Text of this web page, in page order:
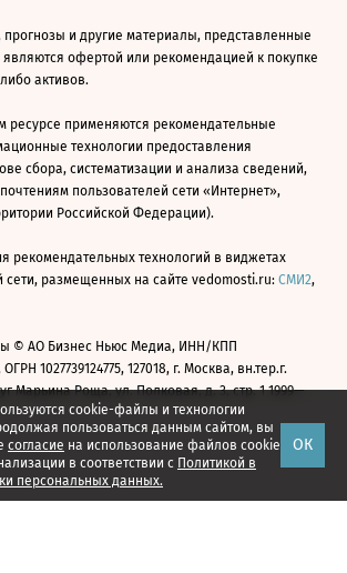
cookie-файлы и технологии
пользоваться данным сайтом, вы
согласие на использование файлов cookie
в соответствии с Политикой в
персональных данных.
ОК
прогнозы и другие материалы, представленные
офертой или рекомендацией к покупке
активов.
ресурсе применяются рекомендательные
технологии предоставления
сбора, систематизации и анализа сведений,
пользователей сети «Интернет»,
Российской Федерации).
рекомендательных технологий в виджетах
размещенных на сайте vedomosti.ru: СМИ2,
© АО Бизнес Ньюс Медиа, ИНН/КПП
ОГРН 1027739124775, 127018, г. Москва, вн.тер.г.
Марьина Роща, ул. Полковая, д. 3, стр. 1 1999—